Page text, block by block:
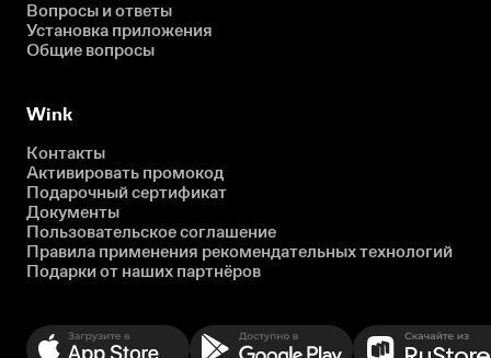
Вопросы и ответы
Установка приложения
Общие вопросы
Wink
Контакты
Активировать промокод
Подарочный сертификат
Документы
Пользовательское соглашение
Правила применения рекомендательных технологий
Подарки от наших партнёров